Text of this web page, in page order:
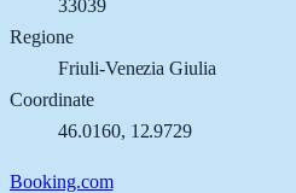
33039
Regione
Friuli-Venezia Giulia
Coordinate
46.0160, 12.9729
Booking.com